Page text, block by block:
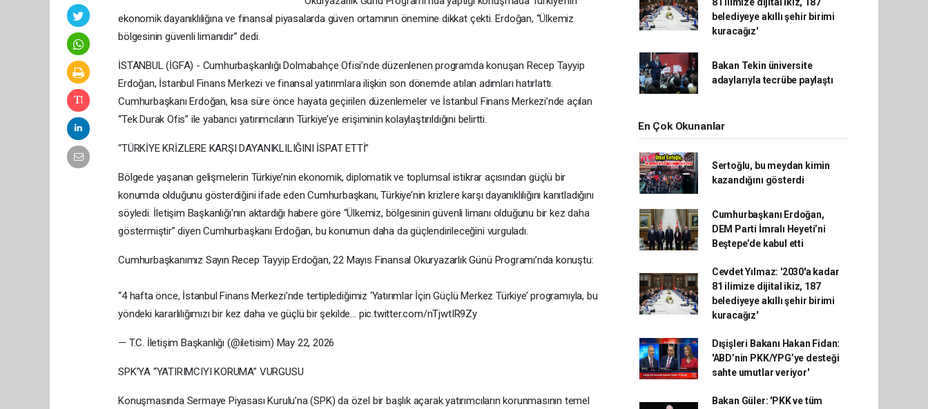
ekonomik dayanıklılığına ve finansal piyasalarda güven ortamının önemine dikkat çekti. Erdoğan, “Ülkemiz
bölgesinin güvenli limanıdır” dedi.
İSTANBUL (İGFA) - Cumhurbaşkanlığı Dolmabahçe Ofisi’nde düzenlenen programda konuşan Recep Tayyip
Erdoğan, İstanbul Finans Merkezi ve finansal yatırımlara ilişkin son dönemde atılan adımları hatırlattı.
Cumhurbaşkanı Erdoğan, kısa süre önce hayata geçirilen düzenlemeler ve İstanbul Finans Merkezi’nde açılan
“Tek Durak Ofis” ile yabancı yatırımcıların Türkiye’ye erişiminin kolaylaştırıldığını belirtti.
“TÜRKİYE KRİZLERE KARŞI DAYANIKLILIĞINI İSPAT ETTİ”
Bölgede yaşanan gelişmelerin Türkiye’nin ekonomik, diplomatik ve toplumsal istikrar açısından güçlü bir
konumda olduğunu gösterdiğini ifade eden Cumhurbaşkanı, Türkiye’nin krizlere karşı dayanıklılığını kanıtladığını
söyledi. İletişim Başkanlığı'nın aktardığı habere göre “Ülkemiz, bölgesinin güvenli limanı olduğunu bir kez daha
göstermiştir” diyen Cumhurbaşkanı Erdoğan, bu konumun daha da güçlendirileceğini vurguladı.
Cumhurbaşkanımız Sayın Recep Tayyip Erdoğan, 22 Mayıs Finansal Okuryazarlık Günü Programı’nda konuştu:
“4 hafta önce, İstanbul Finans Merkezi’nde tertiplediğimiz ‘Yatırımlar İçin Güçlü Merkez Türkiye’ programıyla, bu
yöndeki kararlılığımızı bir kez daha ve güçlü bir şekilde… pic.twitter.com/nTjwtIR9Zy
— T.C. İletişim Başkanlığı (@iletisim) May 22, 2026
SPK’YA “YATIRIMCIYI KORUMA” VURGUSU
Konuşmasında Sermaye Piyasası Kurulu’na (SPK) da özel bir başlık açarak yatırımcıların korunmasının temel
belediyeye akıllı şehir birimi
kuracağız'
Bakan Tekin üniversite
adaylarıyla tecrübe paylaştı
En Çok Okunanlar
Sertoğlu, bu meydan kimin
kazandığını gösterdi
Cumhurbaşkanı Erdoğan,
DEM Parti İmralı Heyeti’ni
Beştepe’de kabul etti
Cevdet Yılmaz: '2030'a kadar
81 ilimize dijital ikiz, 187
belediyeye akıllı şehir birimi
kuracağız'
Dışişleri Bakanı Hakan Fidan:
'ABD’nin PKK/YPG’ye desteği
sahte umutlar veriyor'
Bakan Güler: 'PKK ve tüm